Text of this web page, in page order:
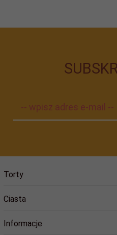
-- wpisz adres e-mail --
Torty
Ciasta
Informacje